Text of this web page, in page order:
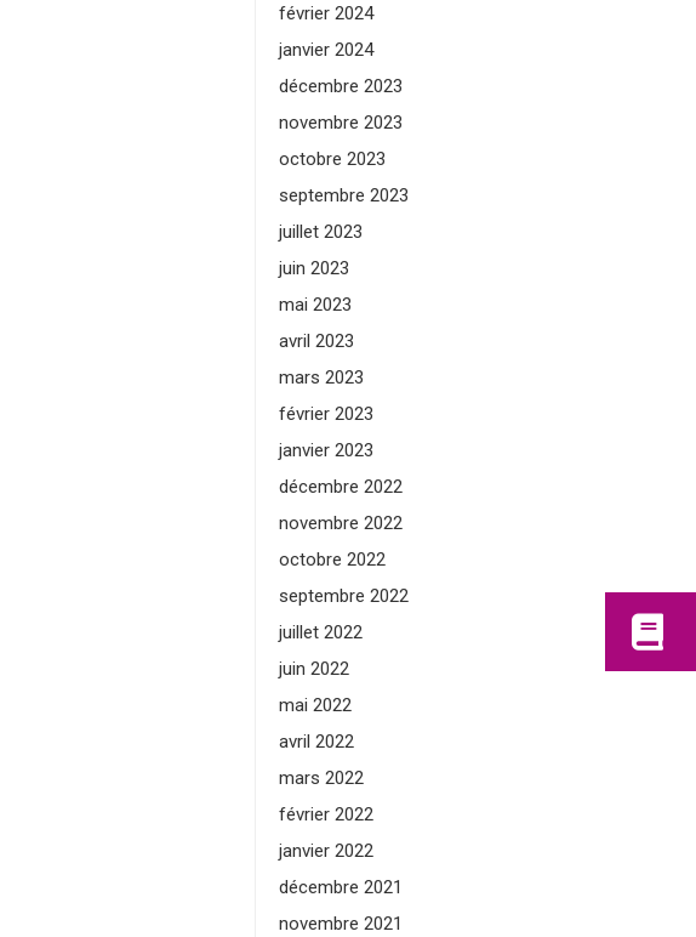
février 2024
janvier 2024
décembre 2023
novembre 2023
octobre 2023
septembre 2023
juillet 2023
juin 2023
mai 2023
avril 2023
mars 2023
février 2023
janvier 2023
décembre 2022
novembre 2022
octobre 2022
septembre 2022
juillet 2022
juin 2022
mai 2022
avril 2022
mars 2022
février 2022
janvier 2022
décembre 2021
novembre 2021